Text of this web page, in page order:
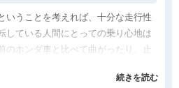
いうことを考えれば、十分な走行性
している人間にとっての乗り心地は
のホンダ車と比べて曲がったり、止
すので、使いやすいです。これだけ
続きを読む